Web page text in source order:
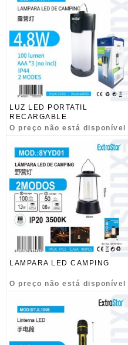
LUZ LED PORTATIL
RECARGABLE
O preço não está disponível
LAMPARA LED CAMPING
O preço não está disponível